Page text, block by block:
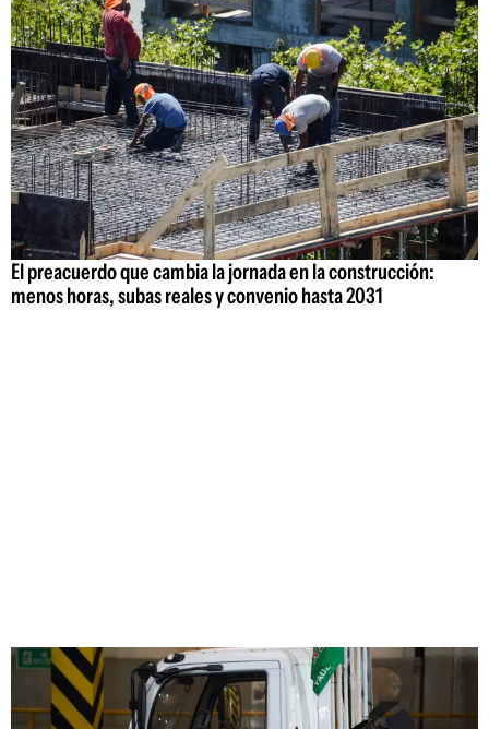
El preacuerdo que cambia la jornada en la construcción:
menos horas, subas reales y convenio hasta 2031